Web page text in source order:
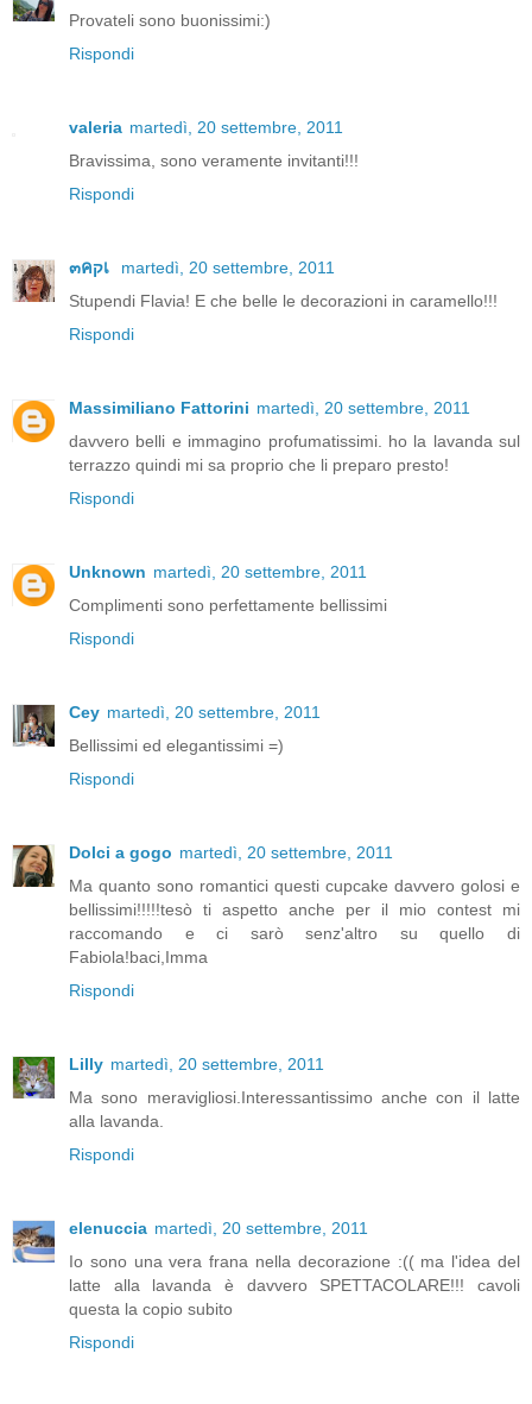
Provateli sono buonissimi:)
Rispondi
valeria martedì, 20 settembre, 2011
Bravissima, sono veramente invitanti!!!
Rispondi
๓คקเ
martedì, 20 settembre, 2011
Stupendi Flavia! E che belle le decorazioni in caramello!!!
Rispondi
Massimiliano Fattorini martedì, 20 settembre, 2011
davvero belli e immagino profumatissimi. ho la lavanda sul
terrazzo quindi mi sa proprio che li preparo presto!
Rispondi
Unknown martedì, 20 settembre, 2011
Complimenti sono perfettamente bellissimi
Rispondi
Cey martedì, 20 settembre, 2011
Bellissimi ed elegantissimi =)
Rispondi
Dolci a gogo martedì, 20 settembre, 2011
Ma quanto sono romantici questi cupcake davvero golosi e
bellissimi!!!!!tesò ti aspetto anche per il mio contest mi
raccomando e ci sarò senz'altro su quello di
Fabiola!baci,Imma
Rispondi
Lilly martedì, 20 settembre, 2011
Ma sono meravigliosi.Interessantissimo anche con il latte
alla lavanda.
Rispondi
elenuccia martedì, 20 settembre, 2011
Io sono una vera frana nella decorazione :(( ma l'idea del
latte alla lavanda è davvero SPETTACOLARE!!! cavoli
questa la copio subito
Rispondi